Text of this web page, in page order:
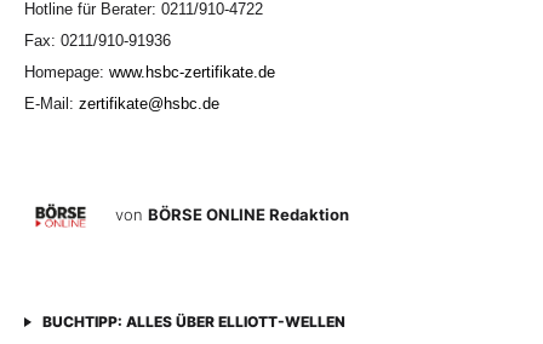
Hotline für Berater: 0211/910-4722
Fax: 0211/910-91936
Homepage: www.hsbc-zertifikate.de
E-Mail: zertifikate@hsbc.de
von BÖRSE ONLINE Redaktion
BUCHTIPP: ALLES ÜBER ELLIOTT-WELLEN